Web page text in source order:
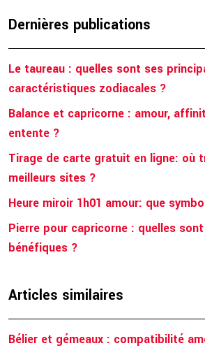
Dernières publications
Le taureau : quelles sont ses
caractéristiques zodiacales ?
Balance et capricorne : amour,
entente ?
Tirage de carte gratuit en ligne: où
meilleurs sites ?
Heure miroir 1h01 amour: que
Pierre pour capricorne : quelles
bénéfiques ?
Articles similaires
Bélier et gémeaux : compatibilité